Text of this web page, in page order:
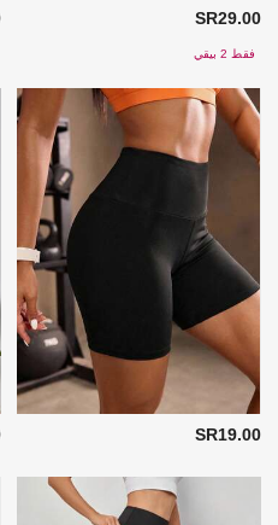
SR29.00
فقط 2 بيقي
SR19.00